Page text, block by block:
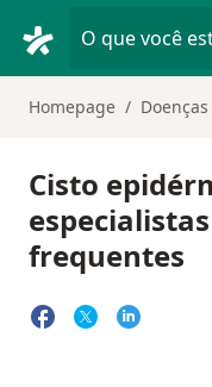
O que você
Homepage Doenças
Cisto
frequentes